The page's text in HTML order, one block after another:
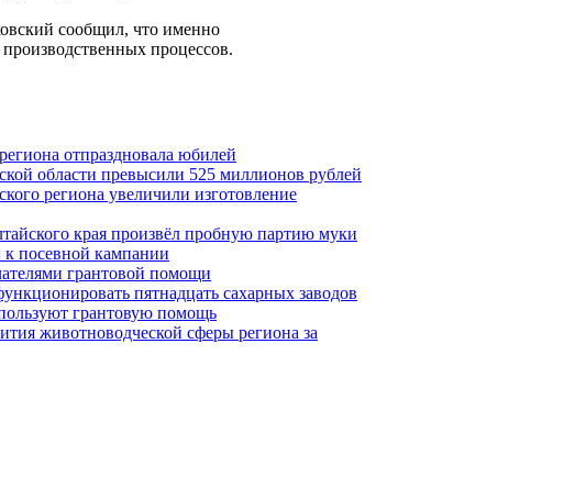
сообщил, что именно
процессов.
отпраздновала юбилей
области превысили 525 миллионов рублей
региона увеличили изготовление
края произвёл пробную партию муки
посевной кампании
грантовой помощи
пятнадцать сахарных заводов
грантовую помощь
животноводческой сферы региона за